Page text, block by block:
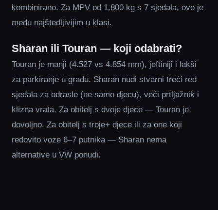
kombinirano. Za MPV od 1.800 kg s 7 sjedala, ovo je
među najštedljivijim u klasi.
Sharan ili Touran — koji odabrati?
Touran je manji (4.527 vs 4.854 mm), jeftiniji i lakši
za parkiranje u gradu. Sharan nudi stvarni treći red
sjedala za odrasle (ne samo djecu), veći prtljažnik i
klizna vrata. Za obitelj s dvoje djece — Touran je
dovoljno. Za obitelj s troje+ djece ili za one koji
redovito voze 6–7 putnika — Sharan nema
alternative u VW ponudi.